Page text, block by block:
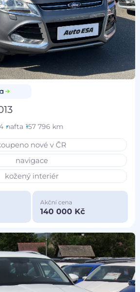
nafta 157 796 km
nové v ČR
navigace
kožený interiér
Akční cena
140 000 Kč